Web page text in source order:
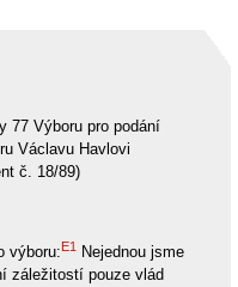
77 Výboru pro podání
Václavu Havlovi
č. 18/89)
výboru:E1Nejednou jsme
záležitostí pouze vlád